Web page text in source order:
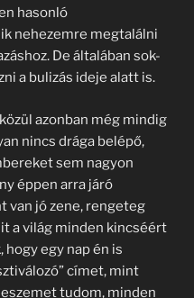
hasonló
nehezemre megtalálni
De általában sok-
a bulizás ideje alatt is.
azonban még mindig
nincs drága belépő,
sem nagyon
éppen arra járó
van jó zene, rengeteg
a világ minden kincséért
egy nap én is
címet, mint
tudom, minden